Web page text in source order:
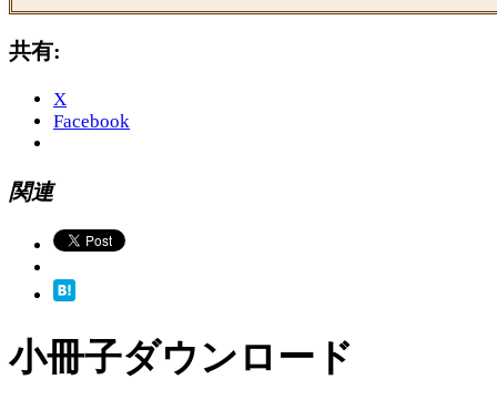
共有:
X
Facebook
関連
小冊子ダウンロード